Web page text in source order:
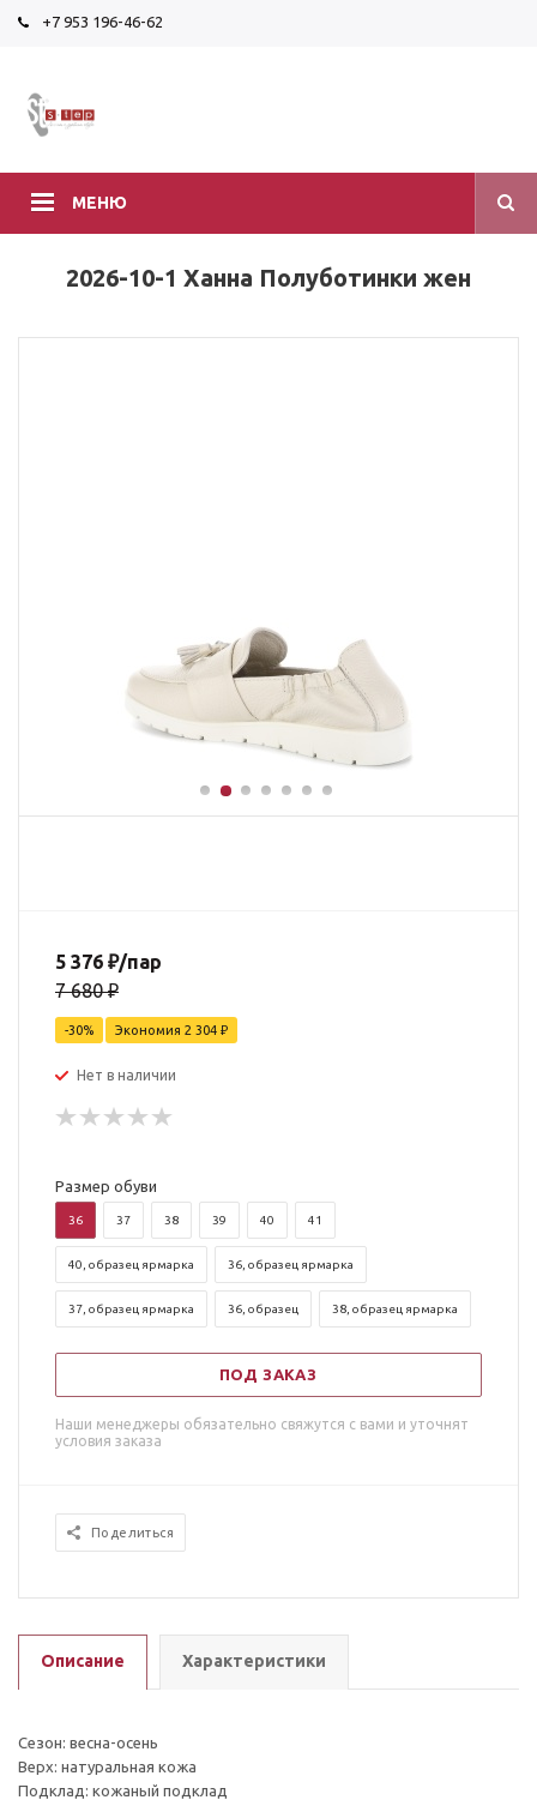
+7 953 196-46-62
МЕНЮ
2026-10-1 Ханна Полуботинки жен
5 376 ₽/пар
7 680₽
-30% Экономия 2 304 ₽
Нет в наличии
Размер обуви
36 37 38 39 40 41
40, образец ярмарка 36, образец ярмарка
37, образец ярмарка 36, образец 38, образец ярмарка
ПОД ЗАКАЗ
Наши менеджеры обязательно свяжутся с вами и уточнят
условия заказа
Поделиться
Описание Характеристики
Сезон: весна-осень
Верх: натуральная кожа
Подклад: кожаный подклад